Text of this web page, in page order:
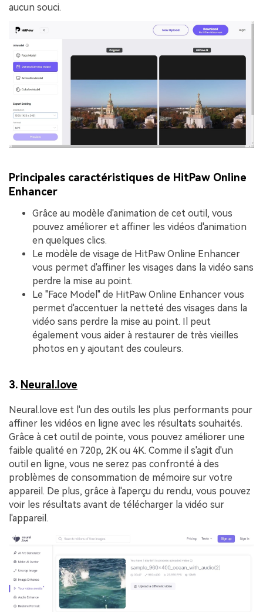
aucun souci.
Principales caractéristiques de HitPaw Online
Enhancer
Grâce au modèle d'animation de cet outil, vous
pouvez améliorer et affiner les vidéos d'animation
en quelques clics.
Le modèle de visage de HitPaw Online Enhancer
vous permet d'affiner les visages dans la vidéo sans
perdre la mise au point.
Le "Face Model" de HitPaw Online Enhancer vous
permet d'accentuer la netteté des visages dans la
vidéo sans perdre la mise au point. Il peut
également vous aider à restaurer de très vieilles
photos en y ajoutant des couleurs.
3. Neural.love
Neural.love est l'un des outils les plus performants pour
affiner les vidéos en ligne avec les résultats souhaités.
Grâce à cet outil de pointe, vous pouvez améliorer une
faible qualité en 720p, 2K ou 4K. Comme il s'agit d'un
outil en ligne, vous ne serez pas confronté à des
problèmes de consommation de mémoire sur votre
appareil. De plus, grâce à l'aperçu du rendu, vous pouvez
voir les résultats avant de télécharger la vidéo sur
l'appareil.